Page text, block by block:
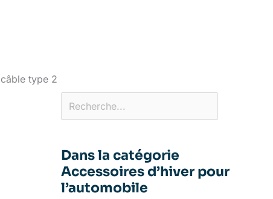
type 2
Dans la catégorie
Accessoires d’hiver pour
l’automobile